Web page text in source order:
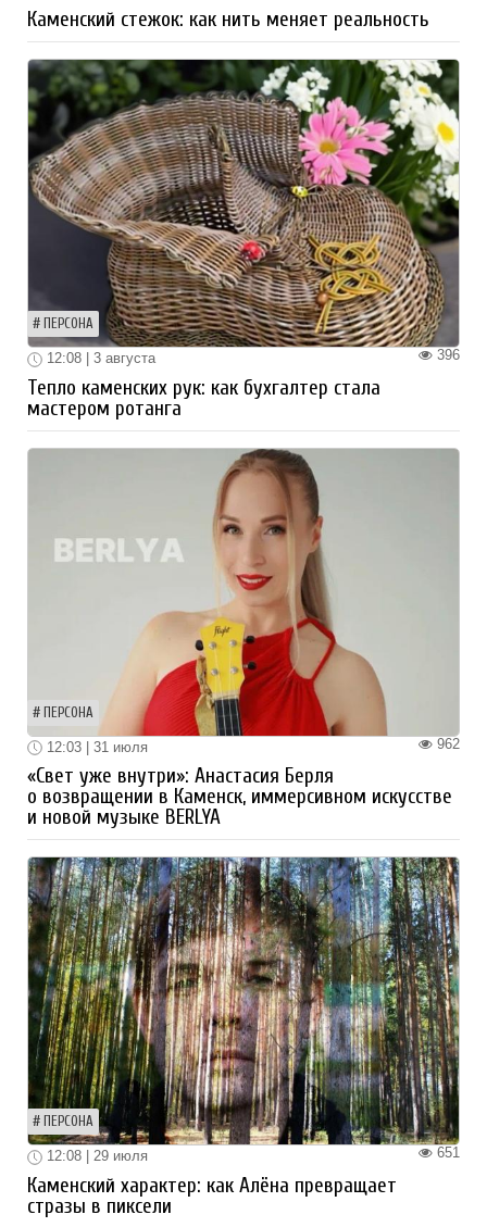
Каменский стежок: как нить меняет реальность
ПЕРСОНА
396
12:08 | 3 августа
Тепло каменских рук: как бухгалтер стала
мастером ротанга
ПЕРСОНА
962
12:03 | 31 июля
«Свет уже внутри»: Анастасия Берля
о возвращении в Каменск, иммерсивном искусстве
и новой музыке BERLYA
ПЕРСОНА
651
12:08 | 29 июля
Каменский характер: как Алёна превращает
стразы в пиксели